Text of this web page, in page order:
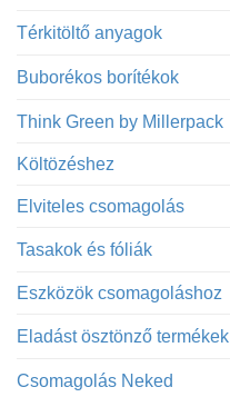
Térkitöltő anyagok
Buborékos borítékok
Think Green by Millerpack
Költözéshez
Elviteles csomagolás
Tasakok és fóliák
Eszközök csomagoláshoz
Eladást ösztönző termékek
Csomagolás Neked